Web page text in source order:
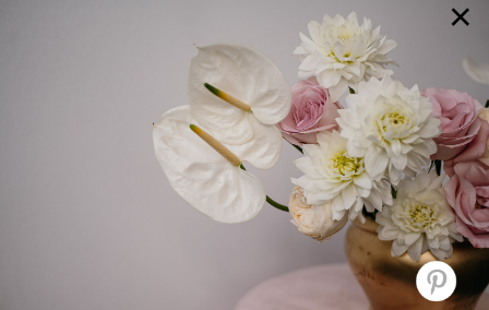
×
BRAUTMODE SHOP IT JOURNAL
Array ( [0] => extra_args [1] => Array ( [post__not_in] =>